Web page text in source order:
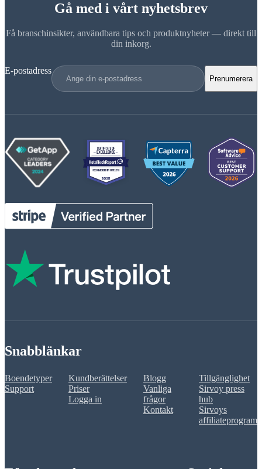
Gå med i vårt nyhetsbrev
Få branschinsikter, användbara tips och produktnyheter — direkt till
din inkorg.
E-postadress
Prenumerera
Snabblänkar
Boendetyper
Support
Kundberättelser
Priser
Logga in
Blogg
Vanliga
frågor
Kontakt
Tillgänglighet
Sirvoy press
hub
Sirvoys
affiliateprogram